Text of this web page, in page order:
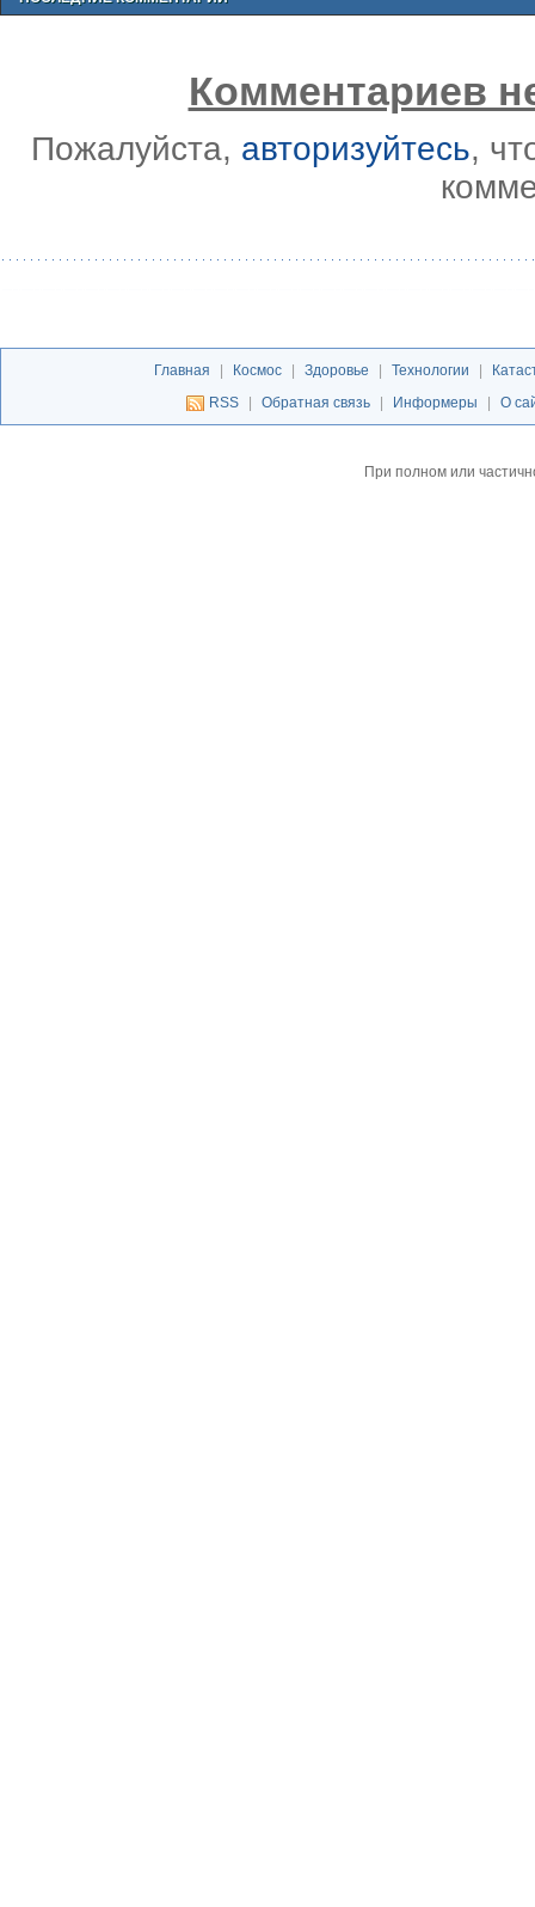
Комментариев
Пожалуйста, авторизуйтесь,
Главная | Космос | Здоровье | Технологии |
RSS
| Обратная связь | Информеры | О
При полном или